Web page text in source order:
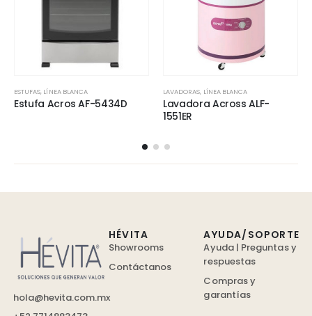
ESTUFAS, LÍNEA BLANCA
Estufa Acros AF-5434D
LAVADORAS, LÍNEA BLANCA
Lavadora Across ALF-
1551ER
hola@hevita.com.mx
HÉVITA
Showrooms
Contáctanos
AYUDA/SOPORTE
Ayuda | Preguntas y
respuestas
Compras y
garantías